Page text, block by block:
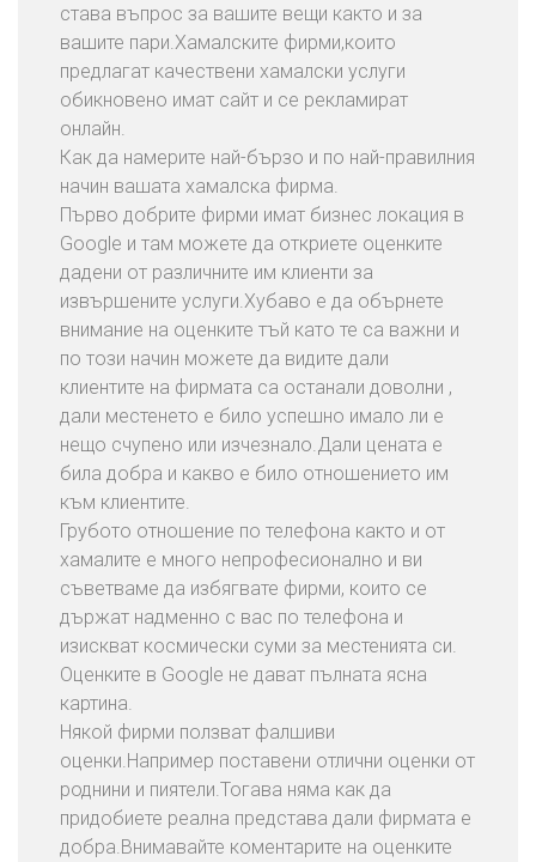
става въпрос за вашите вещи както и за
вашите пари.Хамалските фирми,които
предлагат качествени хамалски услуги
обикновено имат сайт и се рекламират
онлайн.
Как да намерите най-бързо и по най-правилния
начин вашата хамалска фирма.
Първо добрите фирми имат бизнес локация в
Google и там можете да откриете оценките
дадени от различните им клиенти за
извършените услуги.Хубаво е да обърнете
внимание на оценките тъй като те са важни и
по този начин можете да видите дали
клиентите на фирмата са останали доволни ,
дали местенето е било успешно имало ли е
нещо счупено или изчезнало.Дали цената е
била добра и какво е било отношението им
към клиентите.
Грубото отношение по телефона както и от
хамалите е много непрофесионално и ви
съветваме да избягвате фирми, които се
държат надменно с вас по телефона и
изискват космически суми за местенията си.
Оценките в Google не дават пълната ясна
картина.
Някой фирми ползват фалшиви
оценки.Например поставени отлични оценки от
роднини и пиятели.Тогава няма как да
придобиете реална представа дали фирмата е
добра.Внимавайте коментарите на оценките